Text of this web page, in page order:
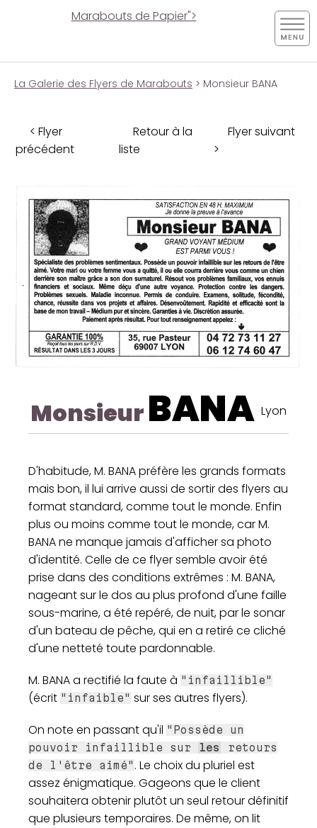
Marabouts de Papier">
La Galerie des Flyers de Marabouts > Monsieur BANA
< Flyer
précédent
Retour à la
liste
Flyer suivant
>
MonsieurBANA Lyon
D'habitude, M. BANA préfère les grands formats
mais bon, il lui arrive aussi de sortir des flyers au
format standard, comme tout le monde. Enfin
plus ou moins comme tout le monde, car M.
BANA ne manque jamais d'afficher sa photo
d'identité. Celle de ce flyer semble avoir été
prise dans des conditions extrêmes : M. BANA,
nageant sur le dos au plus profond d'une faille
sous-marine, a été repéré, de nuit, par le sonar
d'un bateau de pêche, qui en a retiré ce cliché
d'une netteté toute pardonnable.
M. BANA a rectifié la faute à "infaillible"
(écrit "infaible" sur ses autres flyers).
On note en passant qu'il "Possède un
pouvoir infaillible sur
les
retours
de l'être aimé" . Le choix du pluriel est
assez énigmatique. Gageons que le client
souhaitera obtenir plutôt un seul retour définitif
que plusieurs temporaires. De même, on lit